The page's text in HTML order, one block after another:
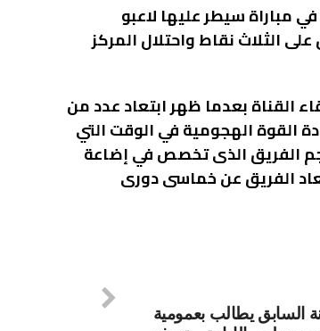
مباراة سيطر عليها لاعبو
الثلاث نقاط واحتلال المركز
القناة بعدما ظهر ابتعاد عدد من
القوة الهجومية في الوقت التي
الفريق الذى تخصص في إضاعة
الفريق عن خماسى دورى
السابق يطالب بعمومية